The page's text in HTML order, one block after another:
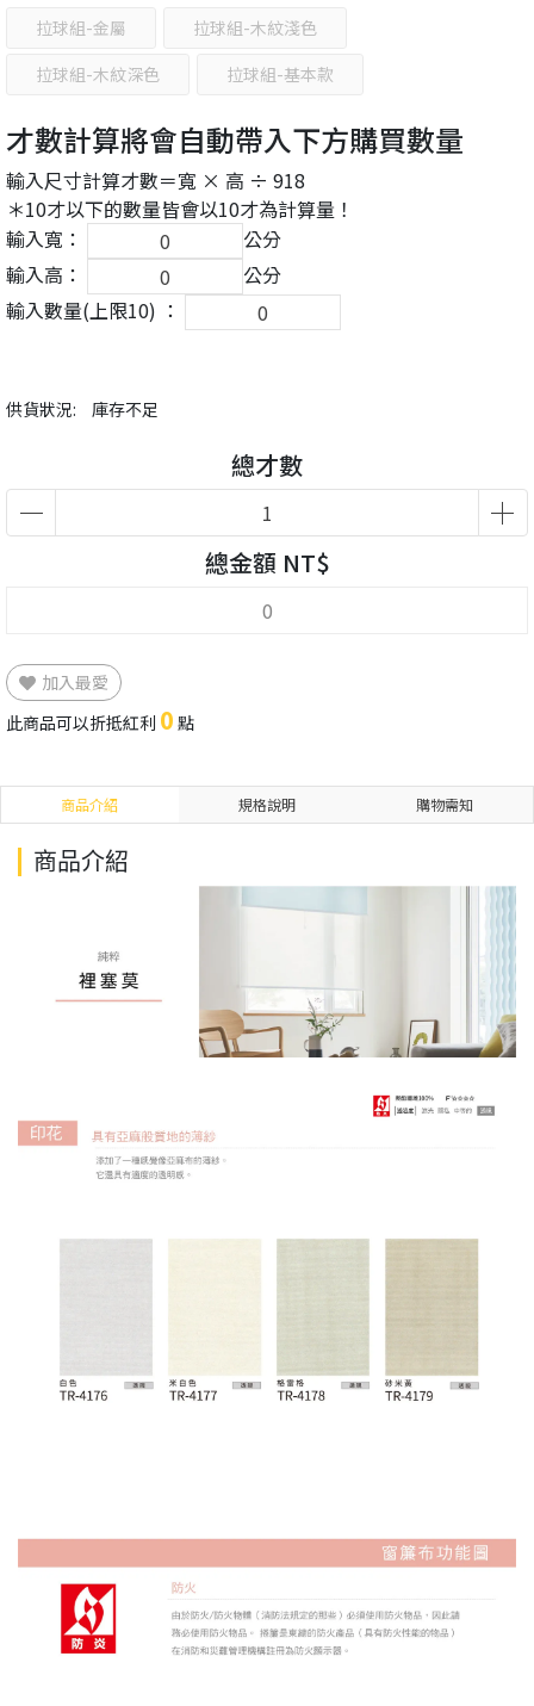
供貨狀況: 庫存不足
拉球組-金屬
拉球組-木紋淺色
拉球組-木紋深色
拉球組-基本款
才數計算將會自動帶入下方購買數量
輸入尺寸計算才數＝寬 × 高 ÷ 918
＊10才以下的數量皆會以10才為計算量！
輸入寬：
公分
輸入高：
公分
輸入數量(上限10) ：
總才數
總金額 NT$
加入最愛
此商品可以折抵紅利 0 點
商品介紹 規格說明 購物需知
商品介紹